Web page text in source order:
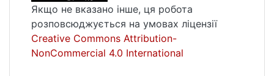
Якщо не вказано інше, ця робота
розповсюджується на умовах ліцензії
Creative Commons Attribution-
NonCommercial 4.0 International